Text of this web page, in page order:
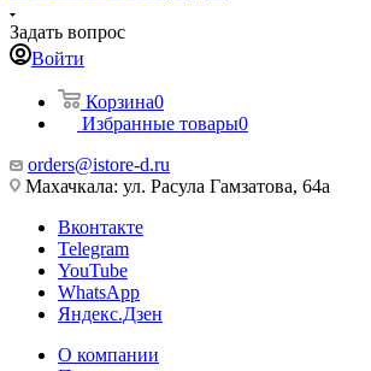
Задать вопрос
Войти
Корзина0
Избранные товары0
orders@istore-d.ru
Махачкала: ул. Расула Гамзатова, 64а
Вконтакте
Telegram
YouTube
WhatsApp
Яндекс.Дзен
О компании